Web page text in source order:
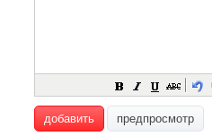
добавить предпросмотр